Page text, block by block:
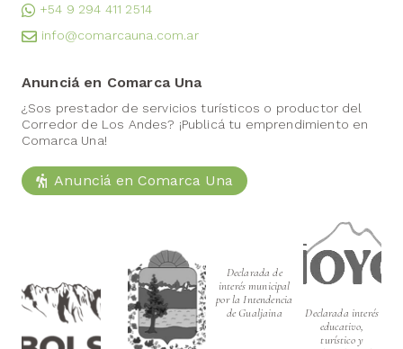
+54 9 294 411 2514
info@comarcauna.com.ar
Anunciá en Comarca Una
¿Sos prestador de servicios turísticos o productor del
Corredor de Los Andes? ¡Publicá tu emprendimiento en
Comarca Una!
Anunciá en Comarca Una
Declarada de
interés municipal
por la Intendencia
de Gualjaina
Declarada interés
educativo,
turístico y